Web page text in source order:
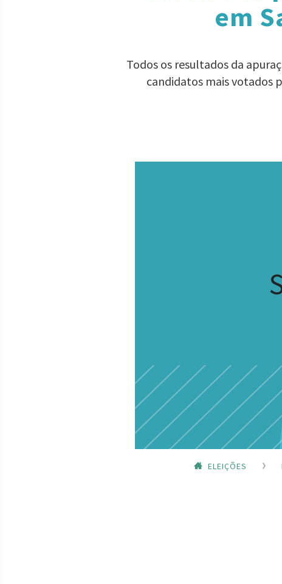
em
Todos os resultados da
candidatos mais votados
ELEIÇÕES